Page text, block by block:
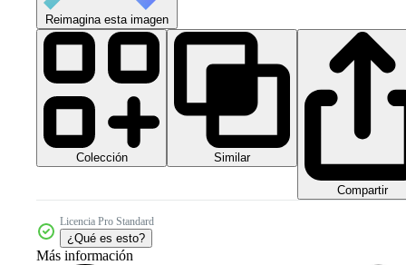
Reimagina esta imagen
Colección Similar
Compartir
Licencia Pro Standard
¿Qué es esto?
Más información